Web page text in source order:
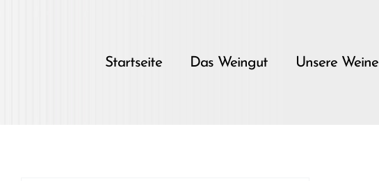
Startseite Das Weingut Unsere Weine